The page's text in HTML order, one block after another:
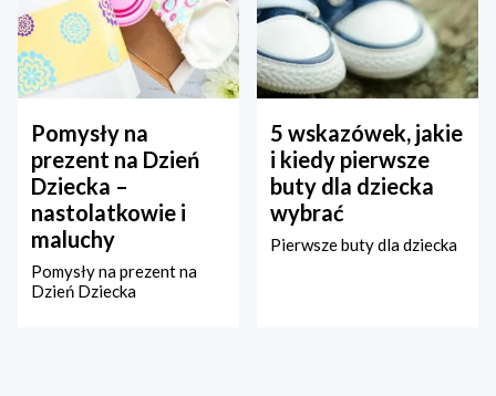
Pomysły na
prezent na Dzień
Dziecka –
nastolatkowie i
maluchy
Pomysły na prezent na
Dzień Dziecka
5 wskazówek, jakie
i kiedy pierwsze
buty dla dziecka
wybrać
Pierwsze buty dla dziecka